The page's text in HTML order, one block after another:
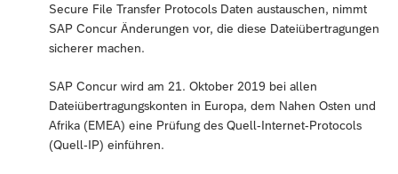
Secure File Transfer Protocols Daten austauschen, nimmt
SAP Concur Änderungen vor, die diese Dateiübertragungen
sicherer machen.
SAP Concur wird am 21. Oktober 2019 bei allen
Dateiübertragungskonten in Europa, dem Nahen Osten und
Afrika (EMEA) eine Prüfung des Quell-Internet-Protocols
(Quell-IP) einführen.